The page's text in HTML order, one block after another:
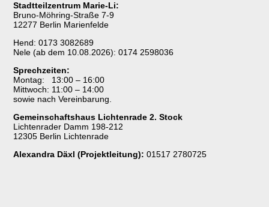
Stadtteilzentrum Marie-Li:
Bruno-Möhring-Straße 7-9
12277 Berlin Marienfelde
Hend: 0173 3082689
Nele (ab dem 10.08.2026): 0174 2598036
Sprechzeiten:
Montag: 13:00 – 16:00
Mittwoch: 11:00 – 14:00
sowie nach Vereinbarung.
Gemeinschaftshaus Lichtenrade 2. Stock
Lichtenrader Damm 198-212
12305 Berlin Lichtenrade
Alexandra Däxl (Projektleitung):01517 2780725